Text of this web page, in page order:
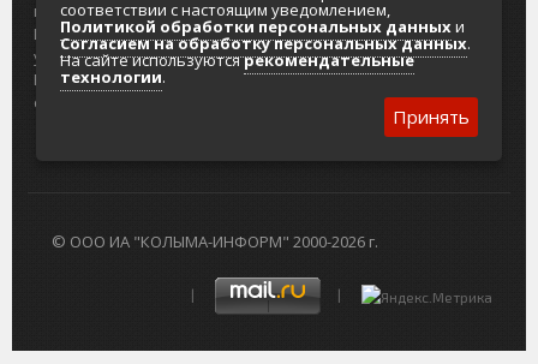
предложения
Интернет-
услуги
Разработка
сайтов
персональных данных
Согласие на обработку персональных
данных
© ООО ИА "КОЛЫМА-ИНФОРМ" 2000-2026 г.
соответствии с настоящим уведомлением,
Политикой обработки персональных данныхи
Согласием на обработку персональных данных.
На сайте используютсярекомендательные
технологии.
Принять